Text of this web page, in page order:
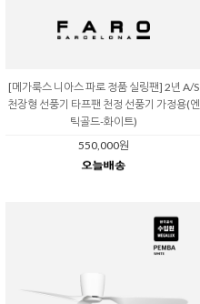
[메가룩스 니아스 파로 정품 실링팬] 2년 A/S
천장형 선풍기 타프팬 천정 선풍기 가정용(엔
틱골드-화이트)
550,000원